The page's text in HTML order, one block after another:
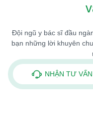
Đội ngũ y bác sĩ đầu
bạn những lời khuyên
NHẬN TƯ VẤN